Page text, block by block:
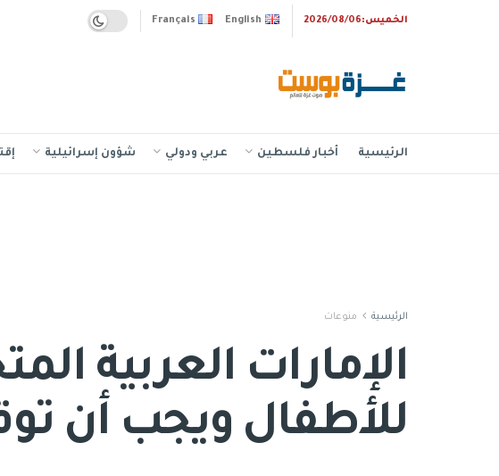
الخميس:2026/08/06 Français English
الرئيسية أخبار فلسطين عربي ودولي شؤون إسرائيلية
الرئيسية منوعات
للأطفال ويجب أن